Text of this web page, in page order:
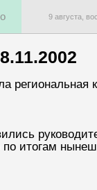
9 августа,
региональная
итогам